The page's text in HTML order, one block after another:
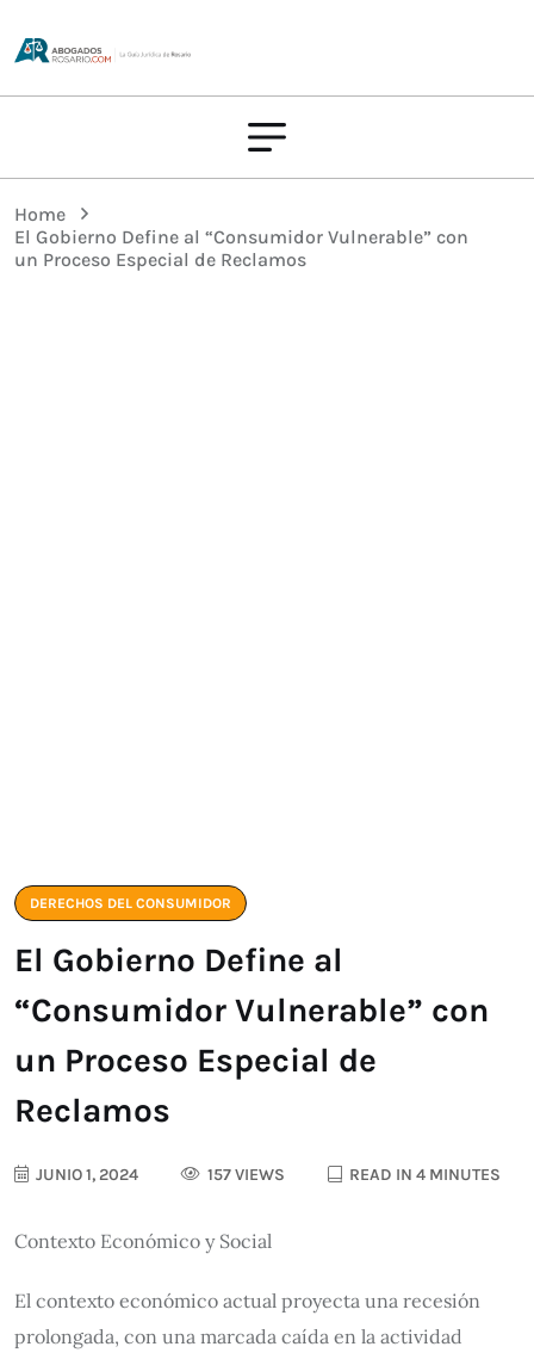
Home
El Gobierno Define al “Consumidor Vulnerable” con
un Proceso Especial de Reclamos
DERECHOS DEL CONSUMIDOR
El Gobierno Define al
“Consumidor Vulnerable” con
un Proceso Especial de
Reclamos
JUNIO 1, 2024 157 VIEWS READ IN 4 MINUTES
Contexto Económico y Social
El contexto económico actual proyecta una recesión
prolongada, con una marcada caída en la actividad